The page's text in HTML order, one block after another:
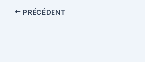
PRÉCÉDENT